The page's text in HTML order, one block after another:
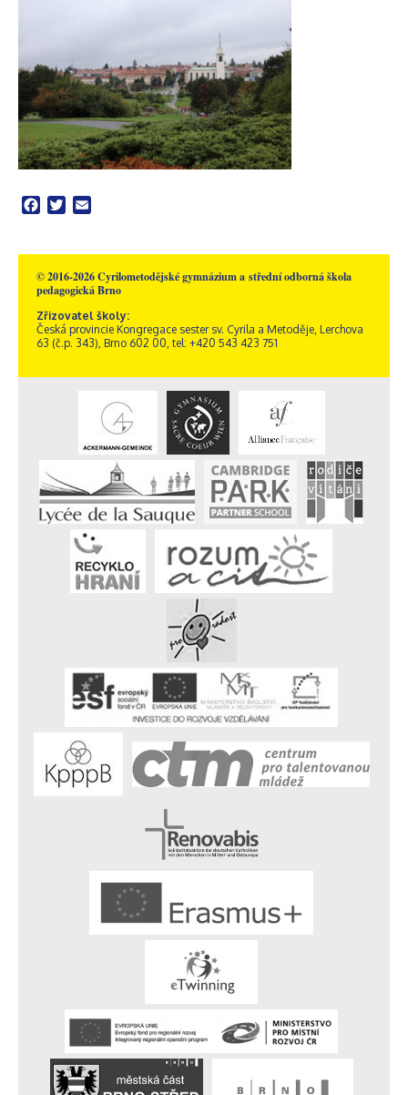
Facebook
Twitter
© 2016-2026 Cyrilometodějské gymnázium a střední odborná škola
pedagogická Brno
Zřizovatel školy:
Česká provincie Kongregace sester sv. Cyrila a Metoděje, Lerchova
63 (č.p. 343), Brno 602 00, tel: +420 543 423 751